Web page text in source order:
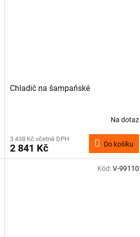
Chladič na šampaňské
Na dotaz
3 438 Kč včetně DPH
2 841 Kč Do košíku
Kód:V-99110